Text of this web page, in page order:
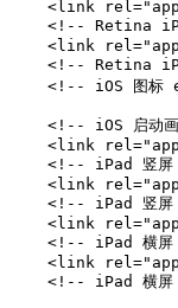
<link
rel=
<!-- Retina
<link
rel=
<!-- Retina
<!-- iOS 图标
<!-- iOS 启动
<link
rel=
<!-- iPad 竖屏
<link
rel=
<!-- iPad 竖屏
<link
rel=
<!-- iPad 横屏
<link
rel=
<!-- iPad 横屏